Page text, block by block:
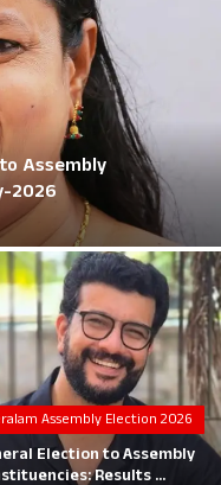
Assembly
2026
Assembly Election 2026
Election to Assembly
Results ...